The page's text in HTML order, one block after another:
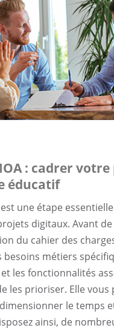
: cadrer
éducatif
est une étape
digitaux. Avant
du cahier des
besoins métiers
les fonctionnalités
les prioriser. Elle vous
le temps
ainsi, de